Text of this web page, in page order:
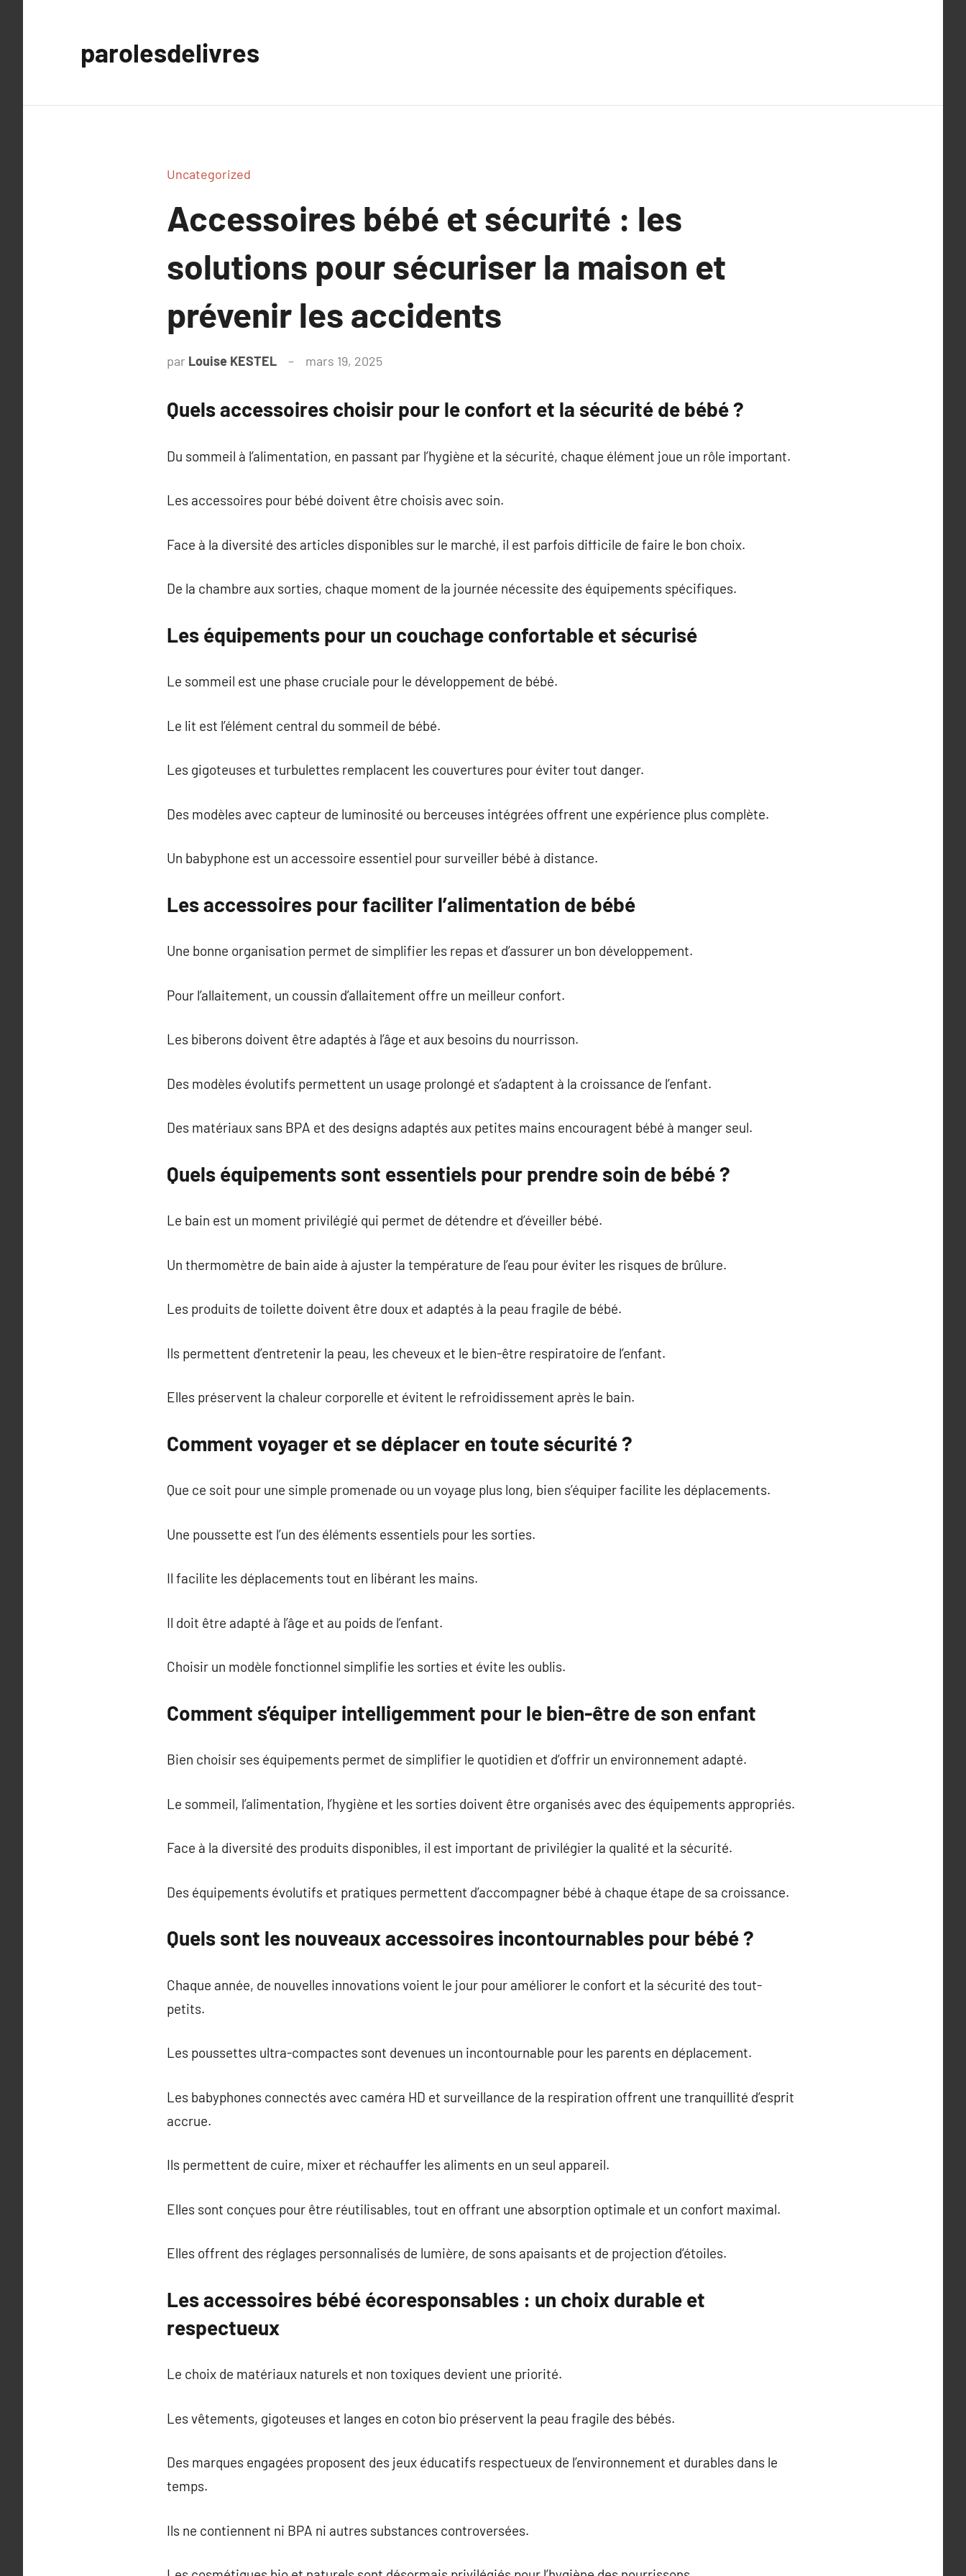
parolesdelivres
Uncategorized
Accessoires bébé et sécurité : les
solutions pour sécuriser la maison et
prévenir les accidents
par Louise KESTEL mars 19, 2025
Quels accessoires choisir pour le confort et la sécurité de bébé ?
Du sommeil à l’alimentation, en passant par l’hygiène et la sécurité, chaque élément joue un rôle important.
Les accessoires pour bébé doivent être choisis avec soin.
Face à la diversité des articles disponibles sur le marché, il est parfois difficile de faire le bon choix.
De la chambre aux sorties, chaque moment de la journée nécessite des équipements spécifiques.
Les équipements pour un couchage confortable et sécurisé
Le sommeil est une phase cruciale pour le développement de bébé.
Le lit est l’élément central du sommeil de bébé.
Les gigoteuses et turbulettes remplacent les couvertures pour éviter tout danger.
Des modèles avec capteur de luminosité ou berceuses intégrées offrent une expérience plus complète.
Un babyphone est un accessoire essentiel pour surveiller bébé à distance.
Les accessoires pour faciliter l’alimentation de bébé
Une bonne organisation permet de simplifier les repas et d’assurer un bon développement.
Pour l’allaitement, un coussin d’allaitement offre un meilleur confort.
Les biberons doivent être adaptés à l’âge et aux besoins du nourrisson.
Des modèles évolutifs permettent un usage prolongé et s’adaptent à la croissance de l’enfant.
Des matériaux sans BPA et des designs adaptés aux petites mains encouragent bébé à manger seul.
Quels équipements sont essentiels pour prendre soin de bébé ?
Le bain est un moment privilégié qui permet de détendre et d’éveiller bébé.
Un thermomètre de bain aide à ajuster la température de l’eau pour éviter les risques de brûlure.
Les produits de toilette doivent être doux et adaptés à la peau fragile de bébé.
Ils permettent d’entretenir la peau, les cheveux et le bien-être respiratoire de l’enfant.
Elles préservent la chaleur corporelle et évitent le refroidissement après le bain.
Comment voyager et se déplacer en toute sécurité ?
Que ce soit pour une simple promenade ou un voyage plus long, bien s’équiper facilite les déplacements.
Une poussette est l’un des éléments essentiels pour les sorties.
Il facilite les déplacements tout en libérant les mains.
Il doit être adapté à l’âge et au poids de l’enfant.
Choisir un modèle fonctionnel simplifie les sorties et évite les oublis.
Comment s’équiper intelligemment pour le bien-être de son enfant
Bien choisir ses équipements permet de simplifier le quotidien et d’offrir un environnement adapté.
Le sommeil, l’alimentation, l’hygiène et les sorties doivent être organisés avec des équipements appropriés.
Face à la diversité des produits disponibles, il est important de privilégier la qualité et la sécurité.
Des équipements évolutifs et pratiques permettent d’accompagner bébé à chaque étape de sa croissance.
Quels sont les nouveaux accessoires incontournables pour bébé ?
Chaque année, de nouvelles innovations voient le jour pour améliorer le confort et la sécurité des tout-
petits.
Les poussettes ultra-compactes sont devenues un incontournable pour les parents en déplacement.
Les babyphones connectés avec caméra HD et surveillance de la respiration offrent une tranquillité d’esprit
accrue.
Ils permettent de cuire, mixer et réchauffer les aliments en un seul appareil.
Elles sont conçues pour être réutilisables, tout en offrant une absorption optimale et un confort maximal.
Elles offrent des réglages personnalisés de lumière, de sons apaisants et de projection d’étoiles.
Les accessoires bébé écoresponsables : un choix durable et
respectueux
Le choix de matériaux naturels et non toxiques devient une priorité.
Les vêtements, gigoteuses et langes en coton bio préservent la peau fragile des bébés.
Des marques engagées proposent des jeux éducatifs respectueux de l’environnement et durables dans le
temps.
Ils ne contiennent ni BPA ni autres substances controversées.